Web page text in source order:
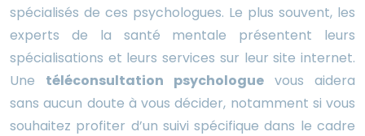
spécialisés de ces psychologues. Le plus souvent, les
experts de la santé mentale présentent leurs
spécialisations et leurs services sur leur site internet.
Une téléconsultation psychologue vous aidera
sans aucun doute à vous décider, notamment si vous
souhaitez profiter d’un suivi spécifique dans le cadre